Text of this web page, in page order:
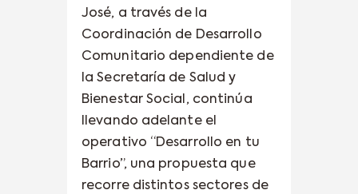
José, a través de la
Coordinación de Desarrollo
Comunitario dependiente de
la Secretaría de Salud y
Bienestar Social, continúa
llevando adelante el
operativo “Desarrollo en tu
Barrio”, una propuesta que
recorre distintos sectores de